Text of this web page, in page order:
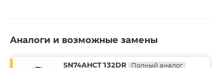
Аналоги и возможные замены
SN74AHCT132DR Полный аналог